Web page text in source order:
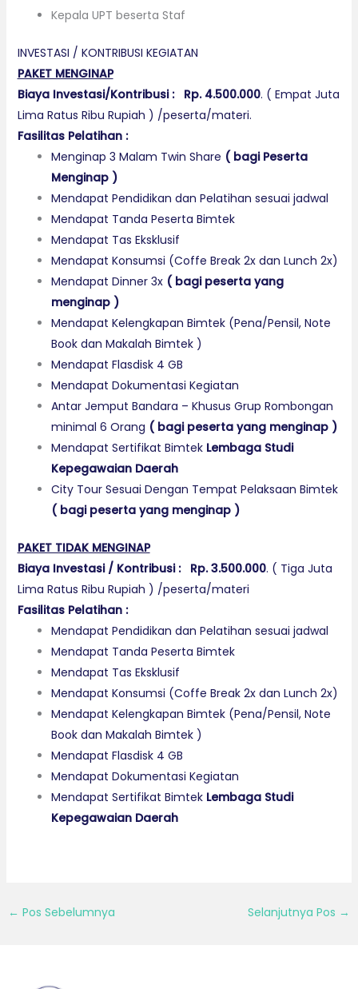
Kepala UPT beserta Staf
INVESTASI / KONTRIBUSI KEGIATAN
PAKET MENGINAP
Biaya Investasi/Kontribusi :
Rp. 4.500.000. ( Empat Juta
Lima Ratus Ribu Rupiah ) /peserta/materi.
Fasilitas Pelatihan :
Menginap 3 Malam Twin Share ( bagi Peserta
Menginap )
Mendapat Pendidikan dan Pelatihan sesuai jadwal
Mendapat Tanda Peserta Bimtek
Mendapat Tas Eksklusif
Mendapat Konsumsi (Coffe Break 2x dan Lunch 2x)
Mendapat Dinner 3x ( bagi peserta yang
menginap )
Mendapat Kelengkapan Bimtek (Pena/Pensil, Note
Book dan Makalah Bimtek )
Mendapat Flasdisk 4 GB
Mendapat Dokumentasi Kegiatan
Antar Jemput Bandara – Khusus Grup Rombongan
minimal 6 Orang ( bagi peserta yang menginap )
Mendapat Sertifikat Bimtek Lembaga Studi
Kepegawaian Daerah
City Tour Sesuai Dengan Tempat Pelaksaan Bimtek
(bagi peserta yang menginap )
PAKET TIDAK MENGINAP
Biaya Investasi / Kontribusi :
Rp. 3.500.000. ( Tiga Juta
Lima Ratus Ribu Rupiah ) /peserta/materi
Fasilitas Pelatihan :
Mendapat Pendidikan dan Pelatihan sesuai jadwal
Mendapat Tanda Peserta Bimtek
Mendapat Tas Eksklusif
Mendapat Konsumsi (Coffe Break 2x dan Lunch 2x)
Mendapat Kelengkapan Bimtek (Pena/Pensil, Note
Book dan Makalah Bimtek )
Mendapat Flasdisk 4 GB
Mendapat Dokumentasi Kegiatan
Mendapat Sertifikat Bimtek Lembaga Studi
Kepegawaian Daerah
← Pos Sebelumnya Selanjutnya Pos →